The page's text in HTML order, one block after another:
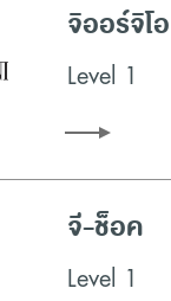
จิออร์จิโ
Level 1
จี-ช็อค
Level 1